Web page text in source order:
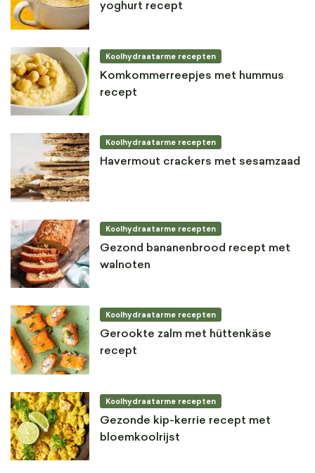
yoghurt recept
Koolhydraatarme recepten
Komkommerreepjes met hummus
recept
Koolhydraatarme recepten
Havermout crackers met sesamzaad
Koolhydraatarme recepten
Gezond bananenbrood recept met
walnoten
Koolhydraatarme recepten
Gerookte zalm met hüttenkäse
recept
Koolhydraatarme recepten
Gezonde kip-kerrie recept met
bloemkoolrijst